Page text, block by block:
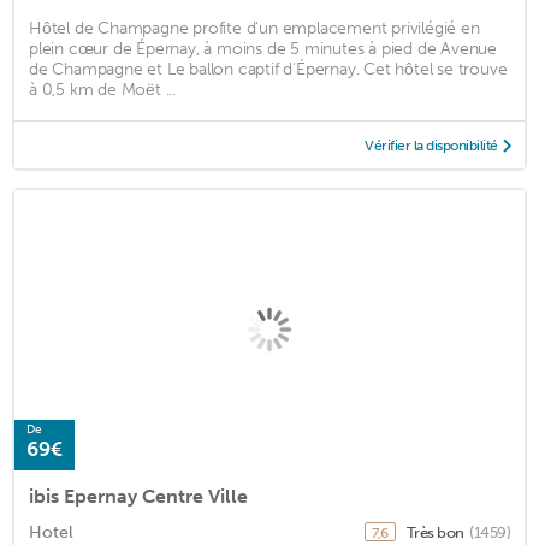
Hôtel de Champagne profite d'un emplacement privilégié en
plein cœur de Épernay, à moins de 5 minutes à pied de Avenue
de Champagne et Le ballon captif d'Épernay. Cet hôtel se trouve
à 0,5 km de Moët ...
Vérifier la disponibilité
De
69€
ibis Epernay Centre Ville
Hotel 7,6 Très bon (1459)